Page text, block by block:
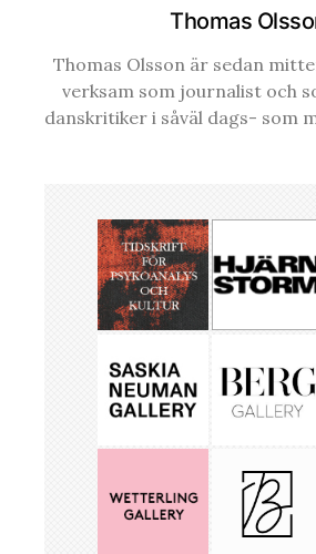
Thomas
Thomas Olsson är sedan
verksam som journalist och
danskritiker i såväl dags- som